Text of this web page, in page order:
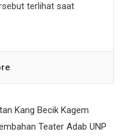
terlihat saat